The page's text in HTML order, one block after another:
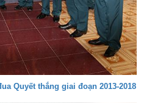
Quyết thắng giai đoạn 2013-2018